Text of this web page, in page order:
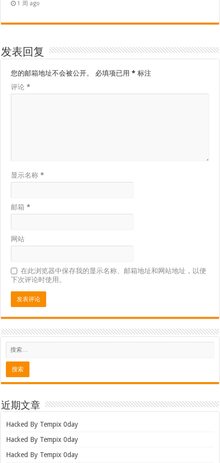
1 周 ago
发表回复
您的邮箱地址不会被公开。 必填项已用* 标注
评论*
显示名称*
邮箱*
网站
在此浏览器中保存我的显示名称、邮箱地址和网站地址，以便
下次评论时使用。
近期文章
Hacked By Tempix 0day
Hacked By Tempix 0day
Hacked By Tempix 0day